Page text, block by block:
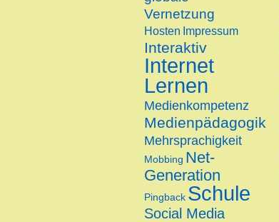
Vernetzung
Hosten Impressum
Interaktiv
Internet
Lernen
Medienkompetenz
Medienpädagogik
Mehrsprachigkeit
Mobbing Net-
Generation
Pingback Schule
Social Media